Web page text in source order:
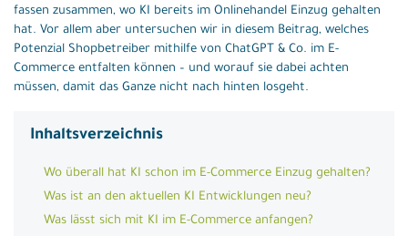
fassen zusammen, wo KI bereits im Onlinehandel Einzug gehalten
hat. Vor allem aber untersuchen wir in diesem Beitrag, welches
Potenzial Shopbetreiber mithilfe von ChatGPT & Co. im E-
Commerce entfalten können – und worauf sie dabei achten
müssen, damit das Ganze nicht nach hinten losgeht.
Inhaltsverzeichnis
Wo überall hat KI schon im E-Commerce Einzug gehalten?
Was ist an den aktuellen KI Entwicklungen neu?
Was lässt sich mit KI im E-Commerce anfangen?